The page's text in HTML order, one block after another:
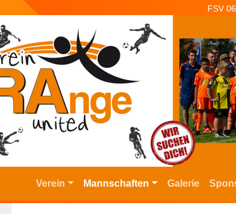
FSV
Verein Mannschaften Galerie